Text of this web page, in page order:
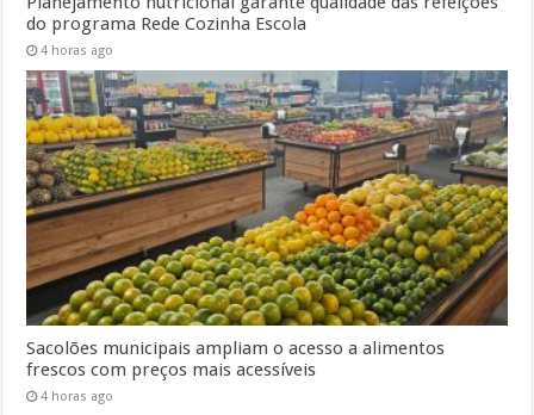
do programa Rede Cozinha Escola
4 horas ago
Sacolões municipais ampliam o acesso a alimentos
frescos com preços mais acessíveis
4 horas ago